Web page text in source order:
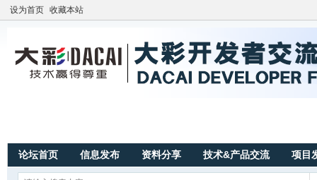
设为首页 收藏本站
论坛首页 信息发布 资料分享 技术&产品交流 项目